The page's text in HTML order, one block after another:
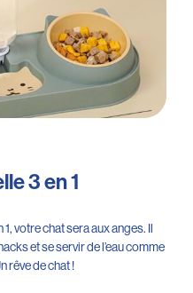
3 en 1
1, votre chat sera aux anges. Il
et se servir de l’eau comme
rêve de chat !